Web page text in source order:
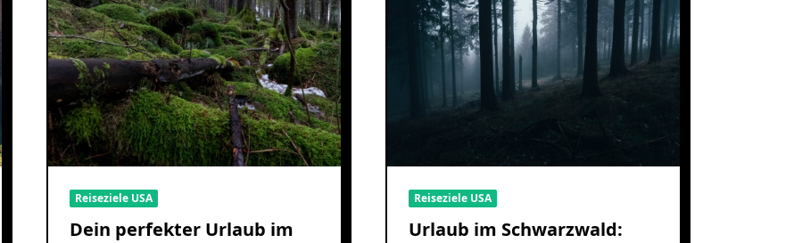
Reiseziele USA
Dein perfekter Urlaub im
Reiseziele USA
Urlaub im Schwarzwald: